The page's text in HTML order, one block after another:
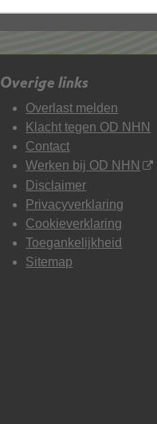
Overige links
Overlast melden
Klacht tegen OD NHN
Contact
Werken bij OD NHN
Disclaimer
Privacyverklaring
Cookieverklaring
Toegankelijkheid
Sitemap